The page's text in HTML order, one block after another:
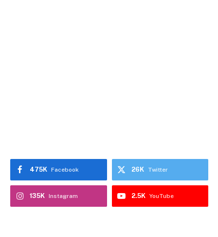
Facebook
475K Twitter
26K
Instagram
135K YouTube
2.5K